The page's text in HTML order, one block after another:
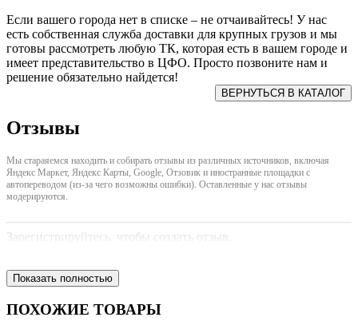
Если вашего города нет в списке – не отчаивайтесь! У нас
есть собственная служба доставки для крупных грузов и мы
готовы рассмотреть любую ТК, которая есть в вашем городе и
имеет представительство в ЦФО. Просто позвоните нам и
решение обязательно найдется!
Отзывы
Мы стараяемся находить и собирать отзывы из различных источников, включая
Яндекс Маркет, Яндекс Карты, Google, Отзовик и иностранные площадки с
автопереводом (из-за чего возможны ошибки). Оставленные у нас отзывы
модерируются.
Зарегистрируйтесь, чтобы создать отзыв.
Показать полностью
ПОХОЖИЕ ТОВАРЫ